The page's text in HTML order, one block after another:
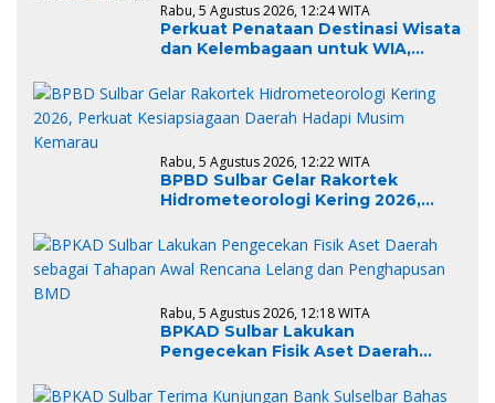
Rabu, 5 Agustus 2026, 12:24 WITA
Perkuat Penataan Destinasi Wisata
dan Kelembagaan untuk WIA,
Kunjungan Dispop Polewali Mandar
Rabu, 5 Agustus 2026, 12:22 WITA
BPBD Sulbar Gelar Rakortek
Hidrometeorologi Kering 2026,
Hadapi Musim Kemarau
Rabu, 5 Agustus 2026, 12:18 WITA
BPKAD Sulbar Lakukan
Pengecekan Fisik Aset Daerah
Lelang dan Penghapusan BMD